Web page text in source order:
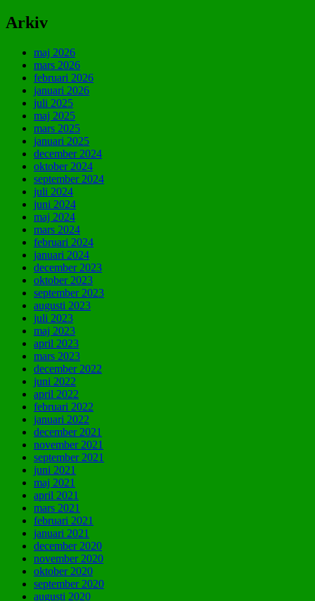
Arkiv
maj 2026
mars 2026
februari 2026
januari 2026
juli 2025
maj 2025
mars 2025
januari 2025
december 2024
oktober 2024
september 2024
juli 2024
juni 2024
maj 2024
mars 2024
februari 2024
januari 2024
december 2023
oktober 2023
september 2023
augusti 2023
juli 2023
maj 2023
april 2023
mars 2023
december 2022
juni 2022
april 2022
februari 2022
januari 2022
december 2021
november 2021
september 2021
juni 2021
maj 2021
april 2021
mars 2021
februari 2021
januari 2021
december 2020
november 2020
oktober 2020
september 2020
augusti 2020